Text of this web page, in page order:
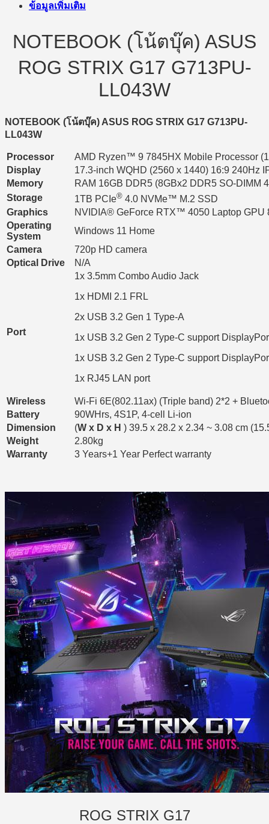
ข้อมูลเพิ่มเติม
NOTEBOOK (โน้ตบุ๊ค) ASUS
ROG STRIX G17 G713PU-
LL043W
NOTEBOOK (โน้ตบุ๊ค) ASUS ROG STRIX G17 G713PU-
LL043W
Processor
AMD Ryzen™ 9 7845HX Mobile Processor
Display
17.3-inch WQHD (2560 x 1440) 16:9 240Hz
Memory
RAM 16GB DDR5 (8GBx2 DDR5 SO-DIMM
Storage
1TB PCIe® 4.0 NVMe™ M.2 SSD
Graphics
NVIDIA® GeForce RTX™ 4050 Laptop GPU
Operating
System
Windows 11 Home
Camera
720p HD camera
Optical Drive
N/A
Port
1x 3.5mm Combo Audio Jack
1x HDMI 2.1 FRL
2x USB 3.2 Gen 1 Type-A
1x USB 3.2 Gen 2 Type-C support
1x USB 3.2 Gen 2 Type-C support
1x RJ45 LAN port
Wireless
Wi-Fi 6E(802.11ax) (Triple band) 2*2 +
Battery
90WHrs, 4S1P, 4-cell Li-ion
Dimension
(W x D x H ) 39.5 x 28.2 x 2.34 ~ 3.08 cm
Weight
2.80kg
Warranty
3 Years+1 Year Perfect warranty
ROG STRIX G17